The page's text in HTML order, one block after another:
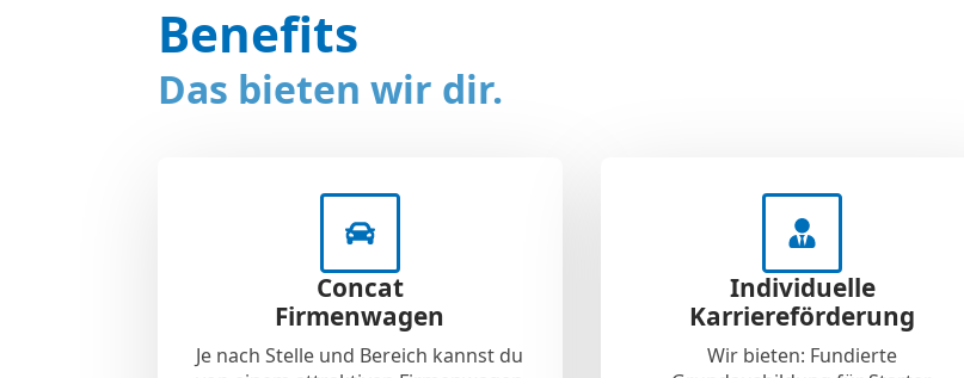
Benefits
Das bieten wir dir.
Concat
Firmenwagen
Je nach Stelle und Bereich kannst du
Individuelle
Karriereförderung
Wir bieten: Fundierte